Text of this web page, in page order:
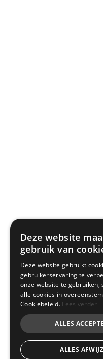
Deze website
gebruik van
Deze website gebruikt
gebruikerservaring te
onze website te gebruiken,
alle cookies in
Cookiebeleid. Lees verder
ALLES
ALLES